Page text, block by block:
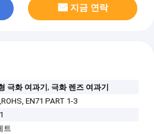
지금 연락
극화 여과기, 극화 렌즈 여과기
EN71 PART 1-3
트